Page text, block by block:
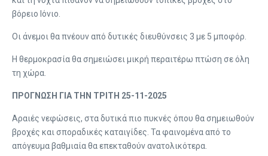
βόρειο Ιόνιο.
Οι άνεμοι θα πνέουν από δυτικές διευθύνσεις 3 με 5 μποφόρ.
Η θερμοκρασία θα σημειώσει μικρή περαιτέρω πτώση σε όλη
τη χώρα.
ΠΡΟΓΝΩΣΗ ΓΙΑ ΤΗΝ ΤΡΙΤΗ 25-11-2025
Αραιές νεφώσεις, στα δυτικά πιο πυκνές όπου θα σημειωθούν
βροχές και σποραδικές καταιγίδες. Τα φαινομένα από το
απόγευμα βαθμιαία θα επεκταθούν ανατολικότερα.